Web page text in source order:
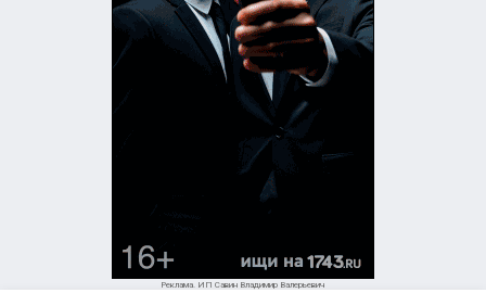
Реклама. ИП Савин Владимир Валерьевич